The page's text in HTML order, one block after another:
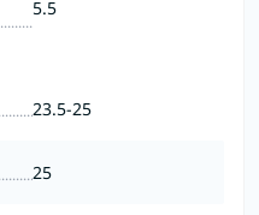
5.5
23.5-25
25